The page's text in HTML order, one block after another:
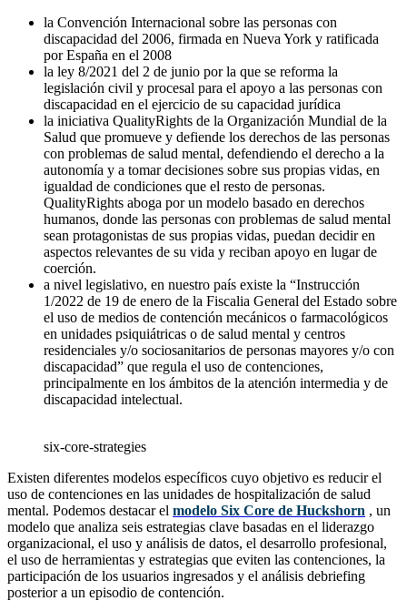
la Convención Internacional sobre las personas con
discapacidad del 2006, firmada en Nueva York y ratificada
por España en el 2008
la ley 8/2021 del 2 de junio por la que se reforma la
legislación civil y procesal para el apoyo a las personas con
discapacidad en el ejercicio de su capacidad jurídica
la iniciativa QualityRights de la Organización Mundial de la
Salud que promueve y defiende los derechos de las personas
con problemas de salud mental, defendiendo el derecho a la
autonomía y a tomar decisiones sobre sus propias vidas, en
igualdad de condiciones que el resto de personas.
QualityRights aboga por un modelo basado en derechos
humanos, donde las personas con problemas de salud mental
sean protagonistas de sus propias vidas, puedan decidir en
aspectos relevantes de su vida y reciban apoyo en lugar de
coerción.
a nivel legislativo, en nuestro país existe la “Instrucción
1/2022 de 19 de enero de la Fiscalia General del Estado sobre
el uso de medios de contención mecánicos o farmacológicos
en unidades psiquiátricas o de salud mental y centros
residenciales y/o sociosanitarios de personas mayores y/o con
discapacidad” que regula el uso de contenciones,
principalmente en los ámbitos de la atención intermedia y de
discapacidad intelectual.
six-core-strategies
Existen diferentes modelos específicos cuyo objetivo es reducir el
uso de contenciones en las unidades de hospitalización de salud
mental. Podemos destacar el modelo Six Core de Huckshorn , un
modelo que analiza seis estrategias clave basadas en el liderazgo
organizacional, el uso y análisis de datos, el desarrollo profesional,
el uso de herramientas y estrategias que eviten las contenciones, la
participación de los usuarios ingresados y el análisis debriefing
posterior a un episodio de contención.